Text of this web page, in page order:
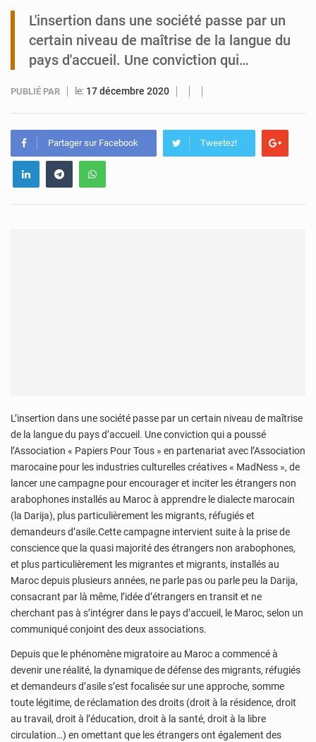
Tibiri : le dialogue, nouveau terrain de jeu pour la paix
L'insertion dans une société passe par un
certain niveau de maîtrise de la langue du
pays d'accueil. Une conviction qui…
PUBLIÉ PAR le: 17 décembre 2020
Partager sur Facebook Tweetez!
L’insertion dans une société passe par un certain niveau de maîtrise
de la langue du pays d’accueil. Une conviction qui a poussé
l’Association « Papiers Pour Tous » en partenariat avec l’Association
marocaine pour les industries culturelles créatives « MadNess », de
lancer une campagne pour encourager et inciter les étrangers non
arabophones installés au Maroc à apprendre le dialecte marocain
(la Darija), plus particulièrement les migrants, réfugiés et
demandeurs d’asile.Cette campagne intervient suite à la prise de
conscience que la quasi majorité des étrangers non arabophones,
et plus particulièrement les migrantes et migrants, installés au
Maroc depuis plusieurs années, ne parle pas ou parle peu la Darija,
consacrant par là même, l’idée d’étrangers en transit et ne
cherchant pas à s’intégrer dans le pays d’accueil, le Maroc, selon un
communiqué conjoint des deux associations.
Depuis que le phénomène migratoire au Maroc a commencé à
devenir une réalité, la dynamique de défense des migrants, réfugiés
et demandeurs d’asile s’est focalisée sur une approche, somme
toute légitime, de réclamation des droits (droit à la résidence, droit
au travail, droit à l’éducation, droit à la santé, droit à la libre
circulation…) en omettant que les étrangers ont également des